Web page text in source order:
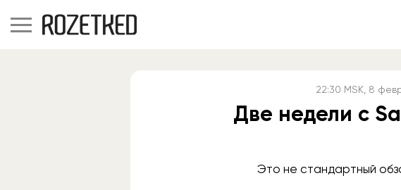
22:30 MSK , 8
Две недели с
Это не стандартный